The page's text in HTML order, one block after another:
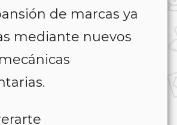
de marcas ya
mediante nuevos